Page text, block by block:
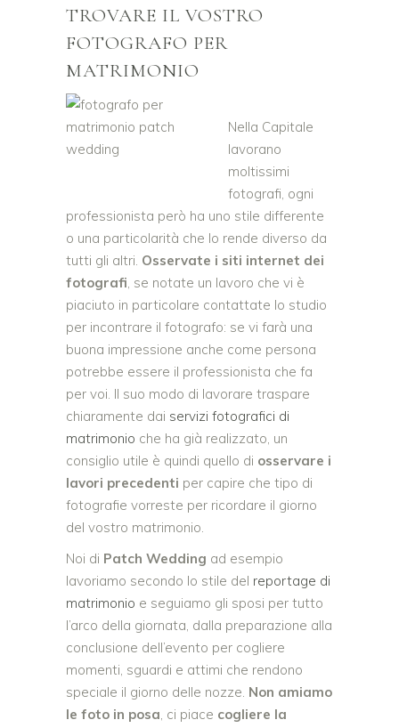
TROVARE IL VOSTRO
FOTOGRAFO PER
MATRIMONIO
Nella Capitale
lavorano
moltissimi
fotografi, ogni
professionista però ha uno stile differente
o una particolarità che lo rende diverso da
tutti gli altri. Osservate i siti internet dei
fotografi, se notate un lavoro che vi è
piaciuto in particolare contattate lo studio
per incontrare il fotografo: se vi farà una
buona impressione anche come persona
potrebbe essere il professionista che fa
per voi. Il suo modo di lavorare traspare
chiaramente dai servizi fotografici di
matrimonio che ha già realizzato, un
consiglio utile è quindi quello di osservare i
lavori precedenti per capire che tipo di
fotografie vorreste per ricordare il giorno
del vostro matrimonio.
Noi di Patch Wedding ad esempio
lavoriamo secondo lo stile del reportage di
matrimonio e seguiamo gli sposi per tutto
l’arco della giornata, dalla preparazione alla
conclusione dell’evento per cogliere
momenti, sguardi e attimi che rendono
speciale il giorno delle nozze. Non amiamo
le foto in posa, ci piace cogliere la